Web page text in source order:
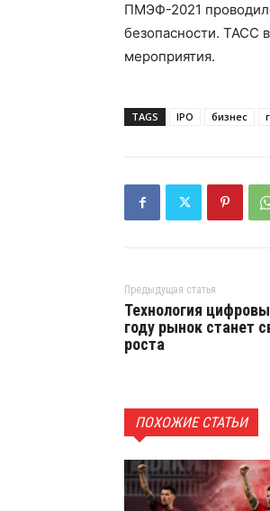
ПМЭФ-2021
безопасности. ТАСС
мероприятия.
TAGS IPO бизнес
Предыдущая статья
Технология
году рынок станет
роста
ПОХОЖИЕ СТАТЬИ